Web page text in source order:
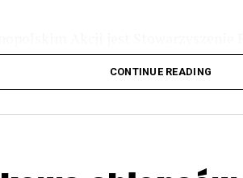
24 i 25 lutego 2023 r. wg
zapraszamy do udziału w Akcji,
CONTINUE READING